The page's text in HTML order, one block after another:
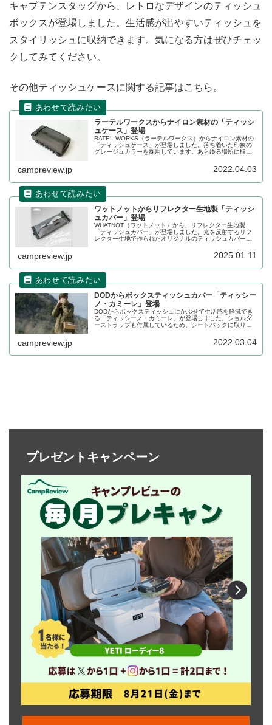
キャプテンスタッグから、レトロなデザインのティッシュ
ボックスが登場しました。生活感が出やすいティッシュを
スタイリッシュに収納できます。気になる方はぜひチェッ
クしてみてください。
その他ティッシュケースに関する記事はこちら。
ラーテルワークスからナイロン素材の「ティッシ
ュケース」登場
RATEL WORKS（ラーテルワークス）からナイロン素材の
「ティッシュケース」が登場しました。落ち着いた印象の
グレージュカラーを採用しています。あらゆる場所に取付
campreview.jp 2022.04.03
ワットノットからリフレクター生地製「ティッシ
ュカバー」登場
WHATNOT（ワットノット）から、リフレクター生地製
「ティッシュカバー」が登場しました。光を反射するリフ
レクター生地で作られたオリジナルのティッシュカバー
さまざまな場所に吊り下げて使用できます。詳細をレビュ
campreview.jp 2025.01.11
DODからボックスティッシュカバー「ティッシー
ノ・カミーレ」登場
DODからボックスティッシュにかぶせて生活感を軽減でき
る「ティッシーノ・カミーレ」が登場しました。ショルダ
ーストラップも付属しているため、シートバックに取り付
campreview.jp 2022.03.04
プレゼントキャンペーン